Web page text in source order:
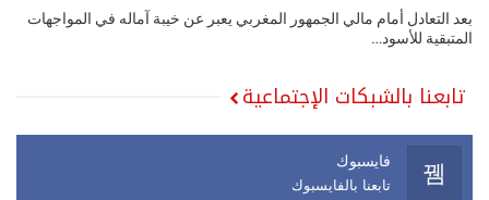
بعد التعادل أمام مالي الجمهور المغربي يعبر عن خيبة آماله في المواجهات
المتبقية للأسود…
تابعنا بالشبكات الإجتماعية
فايسبوك
تابعنا بالفايسبوك